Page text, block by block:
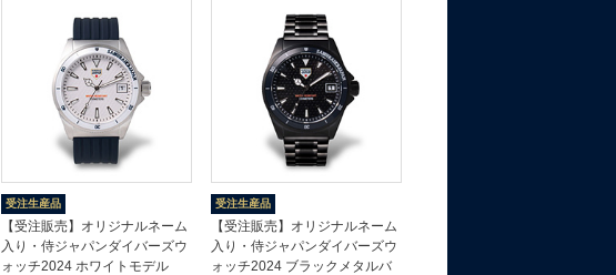
受注生産品
【受注販売】オリジナルネーム
入り・侍ジャパンダイバーズウ
ォッチ2024 ホワイトモデル
受注生産品
【受注販売】オリジナルネーム
入り・侍ジャパンダイバーズウ
ォッチ2024 ブラックメタルバ